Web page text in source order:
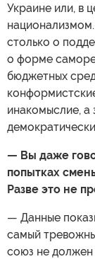
Украине или, в
национализмом.
столько о
о форме
бюджетных
инакомыслие, а
— Вы даже
попытках
Разве это не
— Данные
самый
союз не должен